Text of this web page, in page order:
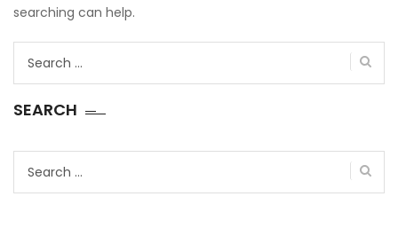
searching can help.
SEARCH